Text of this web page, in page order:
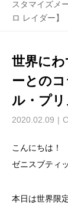
スタマイズメ
ロ レイダー】
世界に
ーとの
ル・プリ
2020.02.09
こんにちは！
ゼニスブティ
本日は世界限